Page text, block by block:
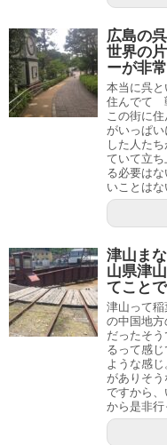
広島の
世界の
ーが非
本当に呉
住んでて
この街に
がいっぱ
した人た
ていて立
る必要は
いことは
津山ま
山県津
てことで
津山って
の中国地
だったそ
るって感
ような感
がありそ
ですから
から是非行